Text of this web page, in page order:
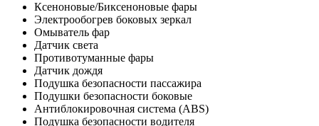
Ксеноновые/Биксеноновые фары
Электрообогрев боковых зеркал
Омыватель фар
Датчик света
Противотуманные фары
Датчик дождя
Подушка безопасности пассажира
Подушки безопасности боковые
Антиблокировочная система (ABS)
Подушка безопасности водителя